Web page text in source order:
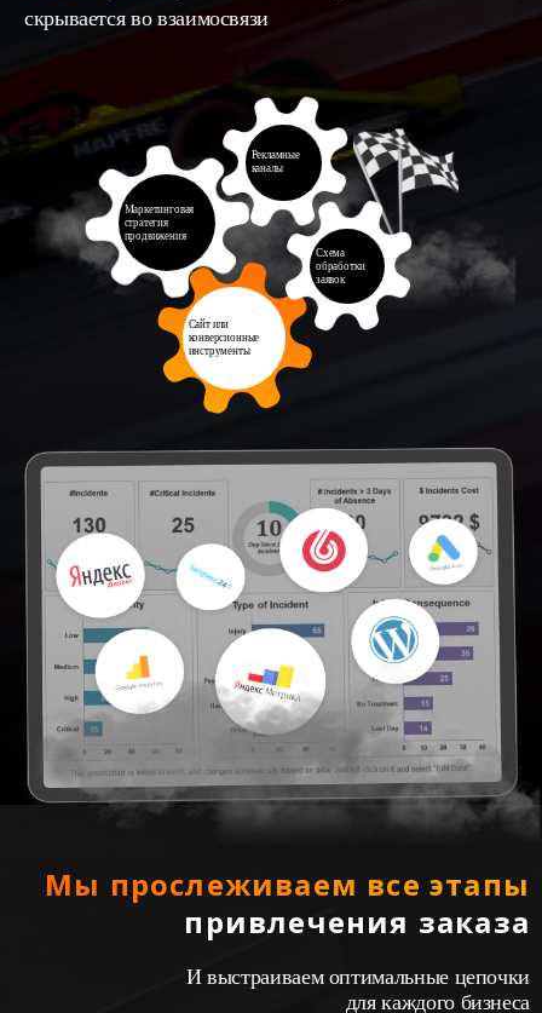
скрывается во взаимосвязи
Маркетинговая
стратегия
продвижения
Сайт или
конверсионные
инструменты
Рекламные
каналы
Схема
обработки
заявок
Мы прослеживаем все этапы
привлечения заказа
И выстраиваем оптимальные цепочки
для каждого бизнеса